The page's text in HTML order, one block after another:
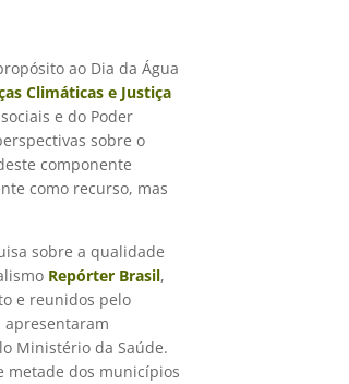
ao Dia da Água
Climáticas e Justiça
e do Poder
sobre o
componente
como recurso, mas
sobre a qualidade
Repórter Brasil,
e reunidos pelo
apresentaram
Ministério da Saúde.
metade dos municípios